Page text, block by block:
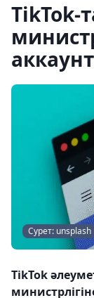
TikTok-
Сурет: unsplash
TikTok